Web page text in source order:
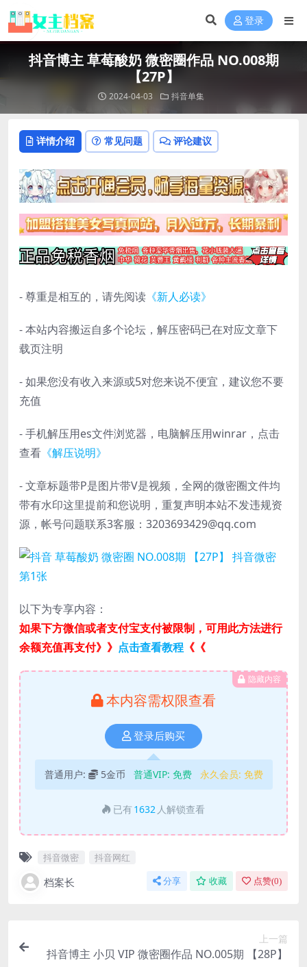
登录
抖音博主 草莓酸奶 微密圈作品 NO.008期
【27P】
2024-04-03 抖音单集
详情介绍 常见问题 评论建议
- 尊重是相互的，请先阅读 《新人必读》
- 本站内容搬运自多个论坛，解压密码已在对应文章下
载页注明
- 如果您没有收入来源或5对您来说不便宜，建议您不要
充值
- 手机解压用es文件浏览器，电脑解压用winrar，点击
查看 《解压说明》
- 文章标题带P是图片带V是视频，全网的微密圈文件均
带有水印这里提前和您说明，重复声明本站不发违规资
源，帐号问题联系3客服：3203693429@qq.com
以下为专享内容：
如果下方微信或者支付宝支付被限制，可用此方法进行
余额充值再支付》》 点击查看教程 《《
隐藏内容
本内容需权限查看
登录后购买
普通用户: 5金币 普通VIP: 免费 永久会员: 免费
已有 1632 人解锁查看
抖音微密 抖音网红
档案长 分享 收藏 点赞(0)
上一篇
抖音博主 小贝 VIP 微密圈作品 NO.005期 【28P】